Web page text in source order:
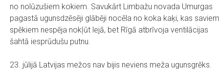
no nolūzušiem kokiem. Savukārt Limbažu novada Umurgas
pagastā ugunsdzēsēji glābēji nocēla no koka kaķi, kas saviem
spēkiem nespēja nokļūt lejā, bet Rīgā atbrīvoja ventilācijas
šahtā iesprūdušu putnu.
23. jūlijā Latvijas mežos nav bijis neviens meža ugunsgrēks.